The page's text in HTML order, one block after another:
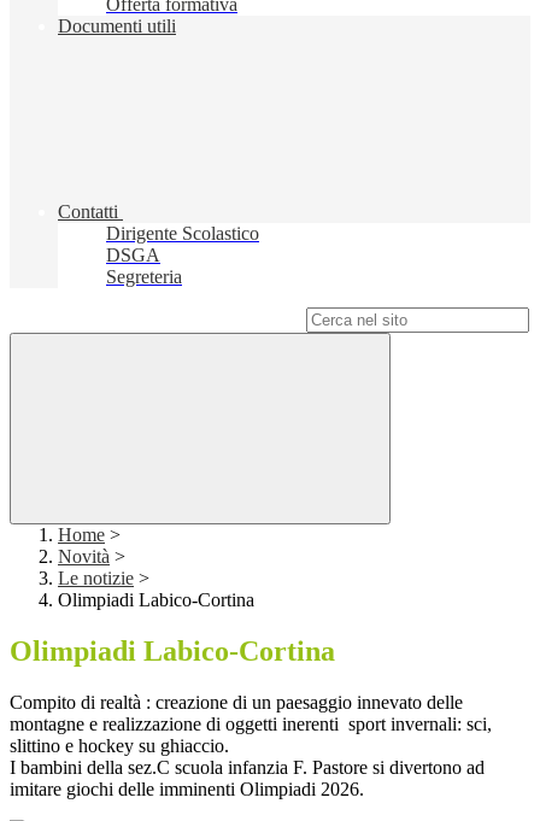
Offerta formativa
Documenti utili
Contatti
Dirigente Scolastico
DSGA
Segreteria
Home >
Novità >
Le notizie >
Olimpiadi Labico-Cortina
Olimpiadi Labico-Cortina
Compito di realtà : creazione di un paesaggio innevato delle
montagne e realizzazione di oggetti inerenti sport invernali: sci,
slittino e hockey su ghiaccio.
I bambini della sez.C scuola infanzia F. Pastore si divertono ad
imitare giochi delle imminenti Olimpiadi 2026.